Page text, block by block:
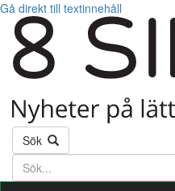
Gå direkt till textinnehåll
Sök
Söktext